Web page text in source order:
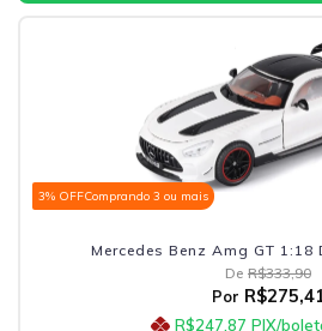
3% OFFComprando 3 ou mais
Mercedes Benz Amg GT 1:18
De R$333,90
Por
R$247,87 PIX/